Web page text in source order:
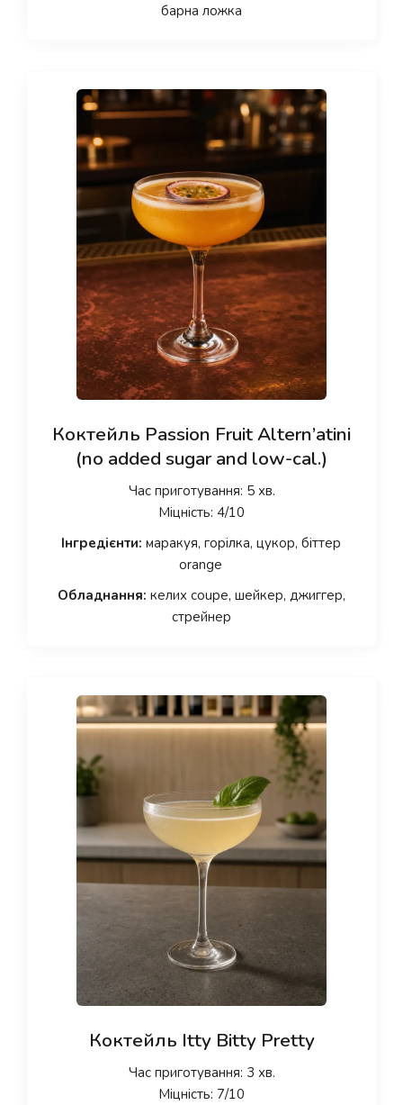
барна ложка
Коктейль Passion Fruit Altern’atini
(no added sugar and low-cal.)
Час приготування: 5 хв.
Міцність: 4/10
Інгредієнти: маракуя, горілка, цукор, біттер
orange
Обладнання: келих coupe, шейкер, джиггер,
стрейнер
Коктейль Itty Bitty Pretty
Час приготування: 3 хв.
Міцність: 7/10